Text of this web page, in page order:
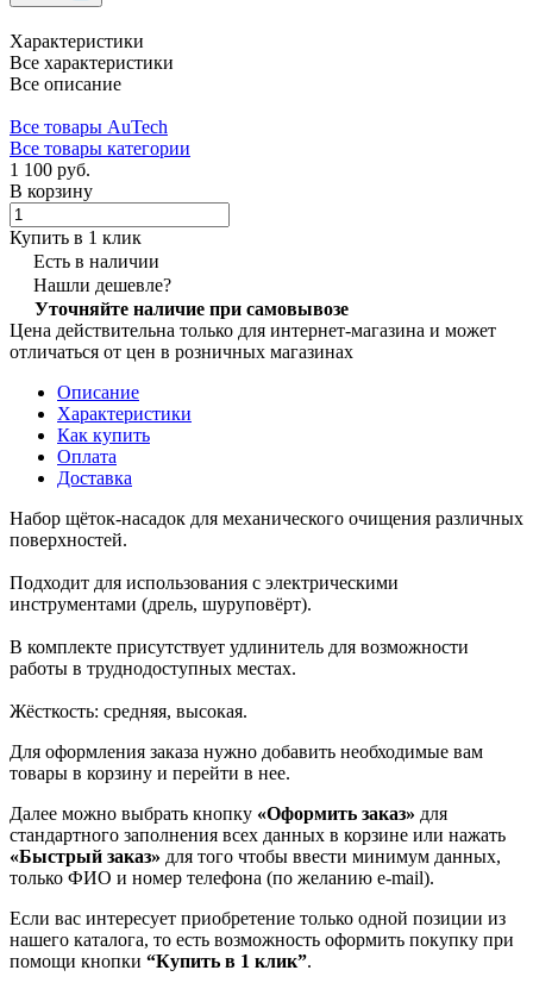
Характеристики
Все характеристики
Все описание
Все товары AuTech
Все товары категории
1 100 руб.
В корзину
Купить в 1 клик
Есть в наличии
Нашли дешевле?
Уточняйте наличие при самовывозе
Цена действительна только для интернет-магазина и может
отличаться от цен в розничных магазинах
Описание
Характеристики
Как купить
Оплата
Доставка
Набор щёток-насадок для механического очищения различных
поверхностей.
Подходит для использования с электрическими
инструментами (дрель, шуруповёрт).
В комплекте присутствует удлинитель для возможности
работы в труднодоступных местах.
Жёсткость: средняя, высокая.
Для оформления заказа нужно добавить необходимые вам
товары в корзину и перейти в нее.
Далее можно выбрать кнопку «Оформить заказ» для
стандартного заполнения всех данных в корзине или нажать
«Быстрый заказ» для того чтобы ввести минимум данных,
только ФИО и номер телефона (по желанию e-mail).
Если вас интересует приобретение только одной позиции из
нашего каталога, то есть возможность оформить покупку при
помощи кнопки “Купить в 1 клик”.